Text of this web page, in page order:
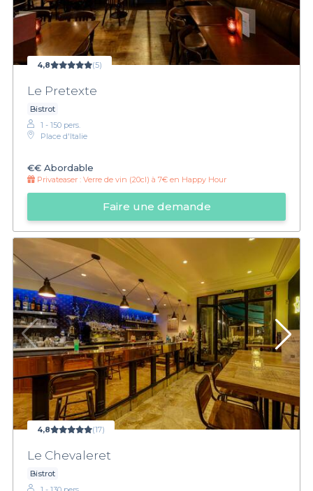
4,8 (5)
Le Pretexte
Bistrot
1 - 150 pers.
Place d'Italie
€€ Abordable
Privateaser : Verre de vin (20cl) à 7€ en Happy Hour
Faire une demande
4,8 (17)
Le Chevaleret
Bistrot